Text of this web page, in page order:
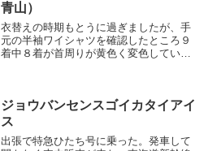
青山）
衣替えの時期もとうに過ぎましたが、手
元の半袖ワイシャツを確認したところ９
着中８着が首周りが黄色く変色してい
着くらいあればいいか、とい...
ジョウバンセンスゴイカタイアイ
ス
出張で特急ひたち号に乗った。発車して